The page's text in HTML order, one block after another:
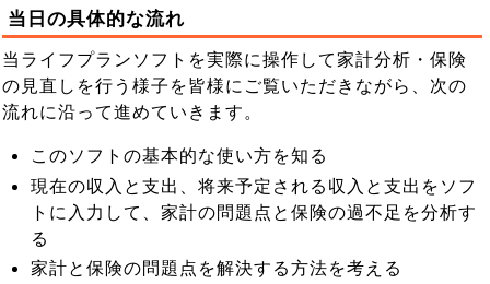
当日の具体的な流れ
当ライフプランソフトを実際に操作して家計分析・保険
の見直しを行う様子を皆様にご覧いただきながら、次の
流れに沿って進めていきます。
このソフトの基本的な使い方を知る
現在の収入と支出、将来予定される収入と支出をソフ
トに入力して、家計の問題点と保険の過不足を分析す
る
家計と保険の問題点を解決する方法を考える